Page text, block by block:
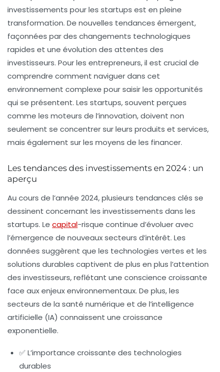
investissements pour les startups est en pleine
transformation. De nouvelles tendances émergent,
façonnées par des changements technologiques
rapides et une évolution des attentes des
investisseurs. Pour les entrepreneurs, il est crucial de
comprendre comment naviguer dans cet
environnement complexe pour saisir les opportunités
qui se présentent. Les startups, souvent perçues
comme les moteurs de l’innovation, doivent non
seulement se concentrer sur leurs produits et services,
mais également sur les moyens de les financer.
Les tendances des investissements en 2024 : un
aperçu
Au cours de l’année 2024, plusieurs tendances clés se
dessinent concernant les investissements dans les
startups. Le capital-risque continue d’évoluer avec
l’émergence de nouveaux secteurs d’intérêt. Les
données suggèrent que les technologies vertes et les
solutions durables captivent de plus en plus l’attention
des investisseurs, reflétant une conscience croissante
face aux enjeux environnementaux. De plus, les
secteurs de la santé numérique et de l’intelligence
artificielle (IA) connaissent une croissance
exponentielle.
✅ L’importance croissante des technologies
durables